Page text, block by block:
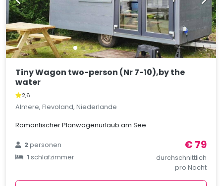
Tiny Wagon two-person (Nr 7-10),by the
water
2,6
Almere, Flevoland, Niederlande
Romantischer Planwagenurlaub am See
2personen
1schlafzimmer
€ 79
durchschnittlich
pro Nacht